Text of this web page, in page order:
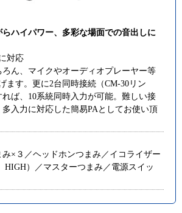
らハイパワー、多彩な場面での音出しに
対応
ろん、マイクやオーディオプレーヤー等
ます。更に2台同時接続（CM-30リン
ば、10系統同時入力が可能。難しい接
入力に対応した簡易PAとしてお使い頂
×３／ヘッドホンつまみ／イコライザー
HIGH）／マスターつまみ／電源スイッ